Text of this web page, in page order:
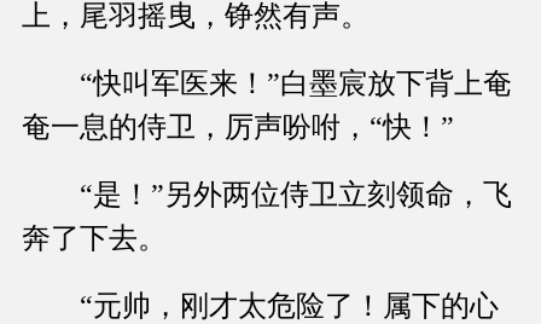
上，尾羽摇曳，铮然有声。
“快叫军医来！”白墨宸放下背上奄
奄一息的侍卫，厉声吩咐，“快！”
“是！”另外两位侍卫立刻领命，飞
奔了下去。
“元帅，刚才太危险了！属下的心